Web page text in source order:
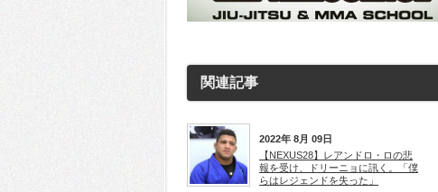
関連記事
2022年 8月 09日
【NEXUS28】レアンドロ・ロの悲
報を受け、ドリーニョに訊く。「僕
らはレジェンドを失った」